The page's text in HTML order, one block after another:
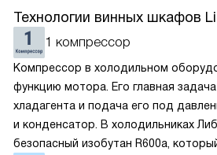
Технологии винных шкафов
1 компрессор
Компрессор в холодильном
функцию мотора. Его главная
хладагента и подача его под
и конденсатор. В холодильниках
безопасный изобутан R600a,